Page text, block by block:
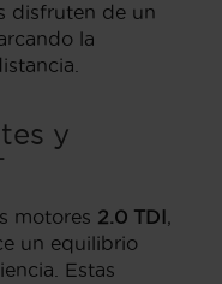
disfruten de un
la
y
motores 2.0 TDI,
un equilibrio
Estas